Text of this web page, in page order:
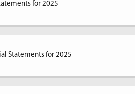
for 2025
Statements for 2025